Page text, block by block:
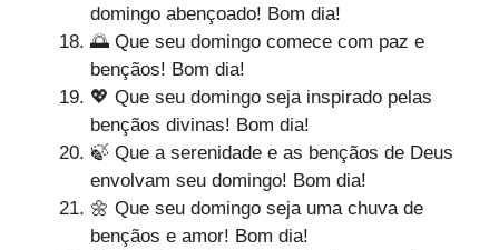
domingo abençoado! Bom dia!
🌅 Que seu domingo comece com paz e
bençãos! Bom dia!
💖 Que seu domingo seja inspirado pelas
bençãos divinas! Bom dia!
🍃 Que a serenidade e as bençãos de Deus
envolvam seu domingo! Bom dia!
🌼 Que seu domingo seja uma chuva de
bençãos e amor! Bom dia!